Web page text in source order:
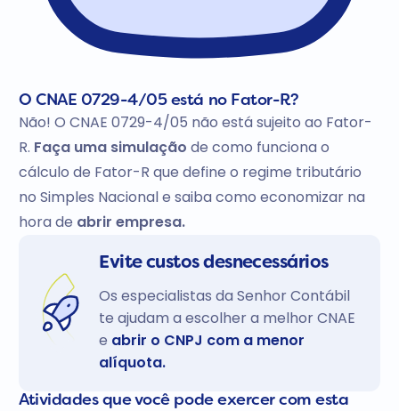
O CNAE 0729-4/05 está no Fator-R?
Não! O CNAE 0729-4/05 não está sujeito ao Fator-
R. Faça uma simulação de como funciona o
cálculo de Fator-R que define o regime tributário
no Simples Nacional e saiba como economizar na
hora de abrir empresa.
Evite custos desnecessários
Os especialistas da Senhor Contábil
te ajudam a escolher a melhor CNAE
e abrir o CNPJ com a menor
alíquota.
Atividades que você pode exercer com esta